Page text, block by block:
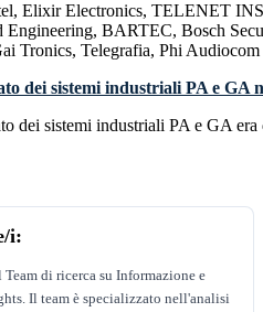
Elixir Electronics, TELENET
BARTEC, Bosch
Tronics, Telegrafia, Phi Audiocom
dei sistemi industriali PA e GA
dei sistemi industriali PA e GA
i:
di ricerca su Informazione e
Il team è specializzato nell'analisi